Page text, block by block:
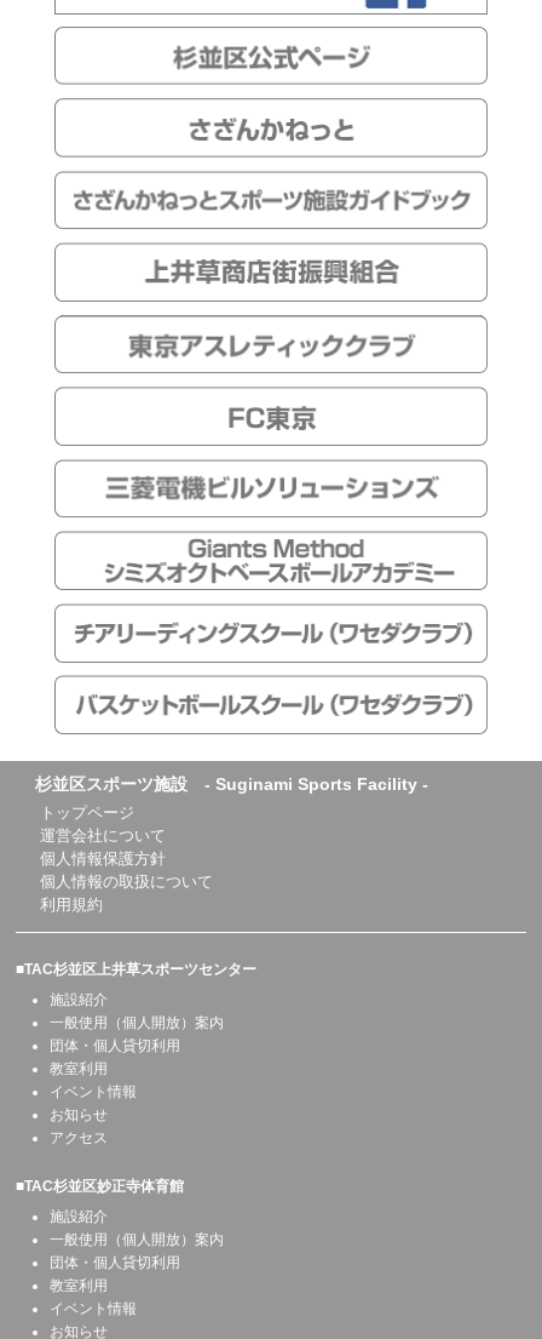
杉並区スポーツ施設 - Suginami Sports Facility -
トップページ
運営会社について
個人情報保護方針
個人情報の取扱について
利用規約
■TAC杉並区上井草スポーツセンター
施設紹介
一般使用（個人開放）案内
団体・個人貸切利用
教室利用
イベント情報
お知らせ
アクセス
■TAC杉並区妙正寺体育館
施設紹介
一般使用（個人開放）案内
団体・個人貸切利用
教室利用
イベント情報
お知らせ